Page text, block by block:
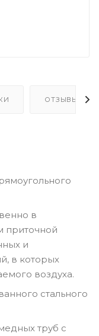
ОТЗЫВЫ
в
приточной
и
в которых
воздуха.
стального
труб с